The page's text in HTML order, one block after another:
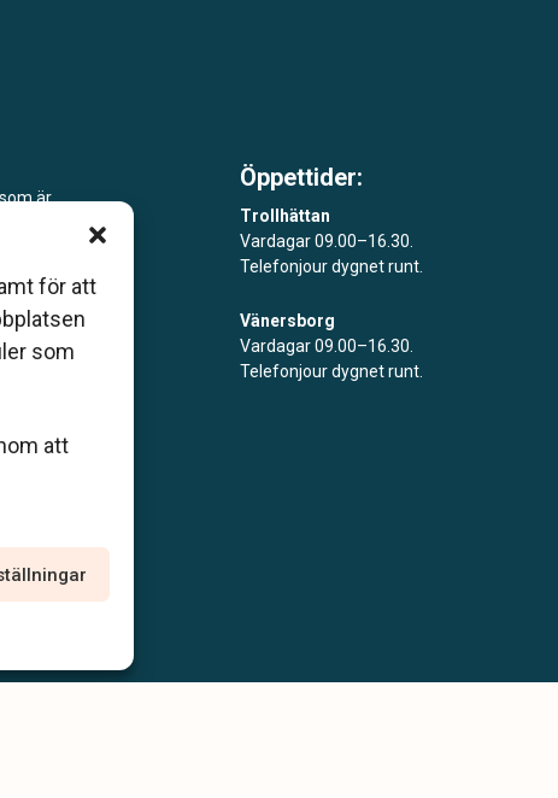
för att
som
att
är
Öppettider:
Trollhättan
Vardagar 09.00–16.30.
Telefonjour dygnet runt.
Vänersborg
Vardagar 09.00–16.30.
Telefonjour dygnet runt.